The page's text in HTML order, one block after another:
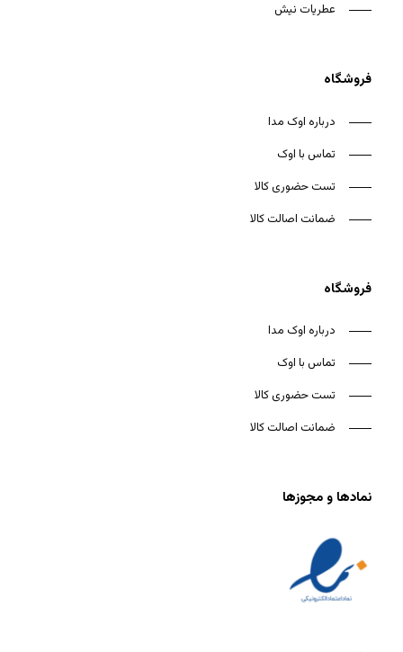
عطریات نیش
فروشگاه
درباره اوک مدا
تماس با اوک
تست حضوری کالا
ضمانت اصالت کالا
فروشگاه
درباره اوک مدا
تماس با اوک
تست حضوری کالا
ضمانت اصالت کالا
نمادها و مجوزها